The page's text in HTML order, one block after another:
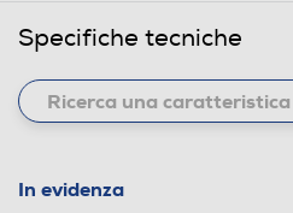
Specifiche tecniche
In evidenza